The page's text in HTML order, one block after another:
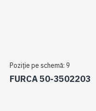
Poziție pe schemă: 9
FURCA 50-3502203